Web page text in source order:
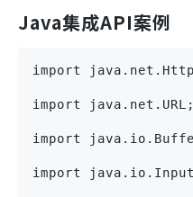
Java集成API案例
import
import java.net.URL;
import
import